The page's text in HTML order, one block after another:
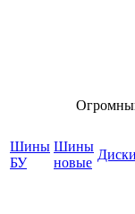
Шины
БУ
Шины
новые
Диски